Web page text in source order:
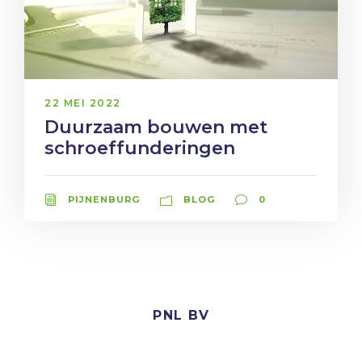
22 MEI 2022
Duurzaam bouwen met
schroeffunderingen
PIJNENBURG BLOG 0
PNL BV